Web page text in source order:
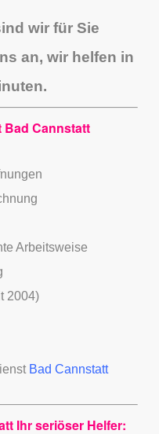
wir für Sie
an, wir helfen in
Cannstatt
Arbeitsweise
2004)
Bad Cannstatt
Ihr seriöser Helfer: